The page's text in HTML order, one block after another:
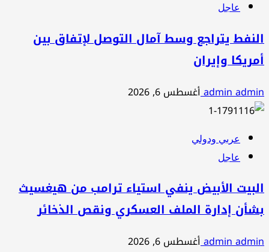
عاجل
النفط يتراجع وسط آمال التوصل لإتفاق بين
أمريكا وإيران
admin adminأغسطس 6, 2026
عربي ودولي
عاجل
البيت الأبيض ينفي استياء ترامب من هيغسيث
بشأن إدارة الملف العسكري ونقص الذخائر
admin adminأغسطس 6, 2026